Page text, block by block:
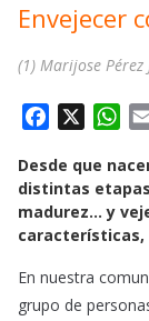
Envejecer
(1) Marijose
c
e
b
o
k
W
a
t
s
p
p
Desde que
distintas
madurez… y
características,
En nuestra
grupo de